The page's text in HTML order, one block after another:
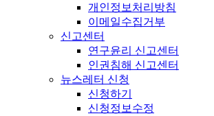
개인정보처리방침
이메일수집거부
신고센터
연구윤리 신고센터
인권침해 신고센터
뉴스레터 신청
신청하기
신청정보수정